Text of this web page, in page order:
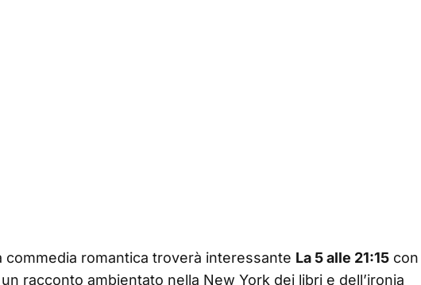
commedia romantica troverà interessante La 5 alle 21:15 con
un racconto ambientato nella New York dei libri e dell’ironia